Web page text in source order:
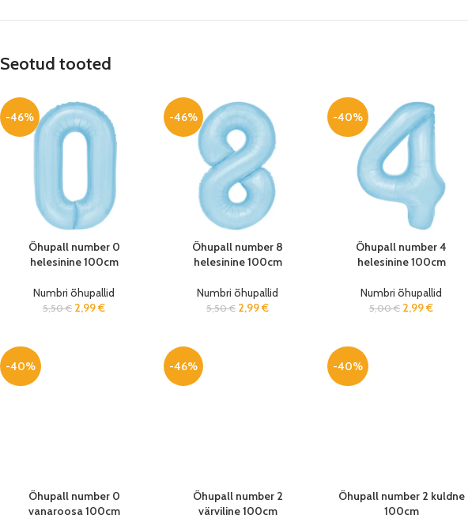
Seotud tooted
-46%
Õhupall number 0
helesinine 100cm
Numbri õhupallid
5,50€ 2,99€
-46%
Õhupall number 8
helesinine 100cm
Numbri õhupallid
5,50€ 2,99€
-40%
Õhupall number 4
helesinine 100cm
Numbri õhupallid
5,00€ 2,99€
-40%
Õhupall number 0
vanaroosa 100cm
-46%
Õhupall number 2
värviline 100cm
-40%
Õhupall number 2 kuldne
100cm